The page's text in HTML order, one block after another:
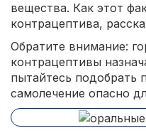
вещества. Как этот
контрацептива,
Обратите внимание:
контрацептивы
пытайтесь подобрать
самолечение опасно